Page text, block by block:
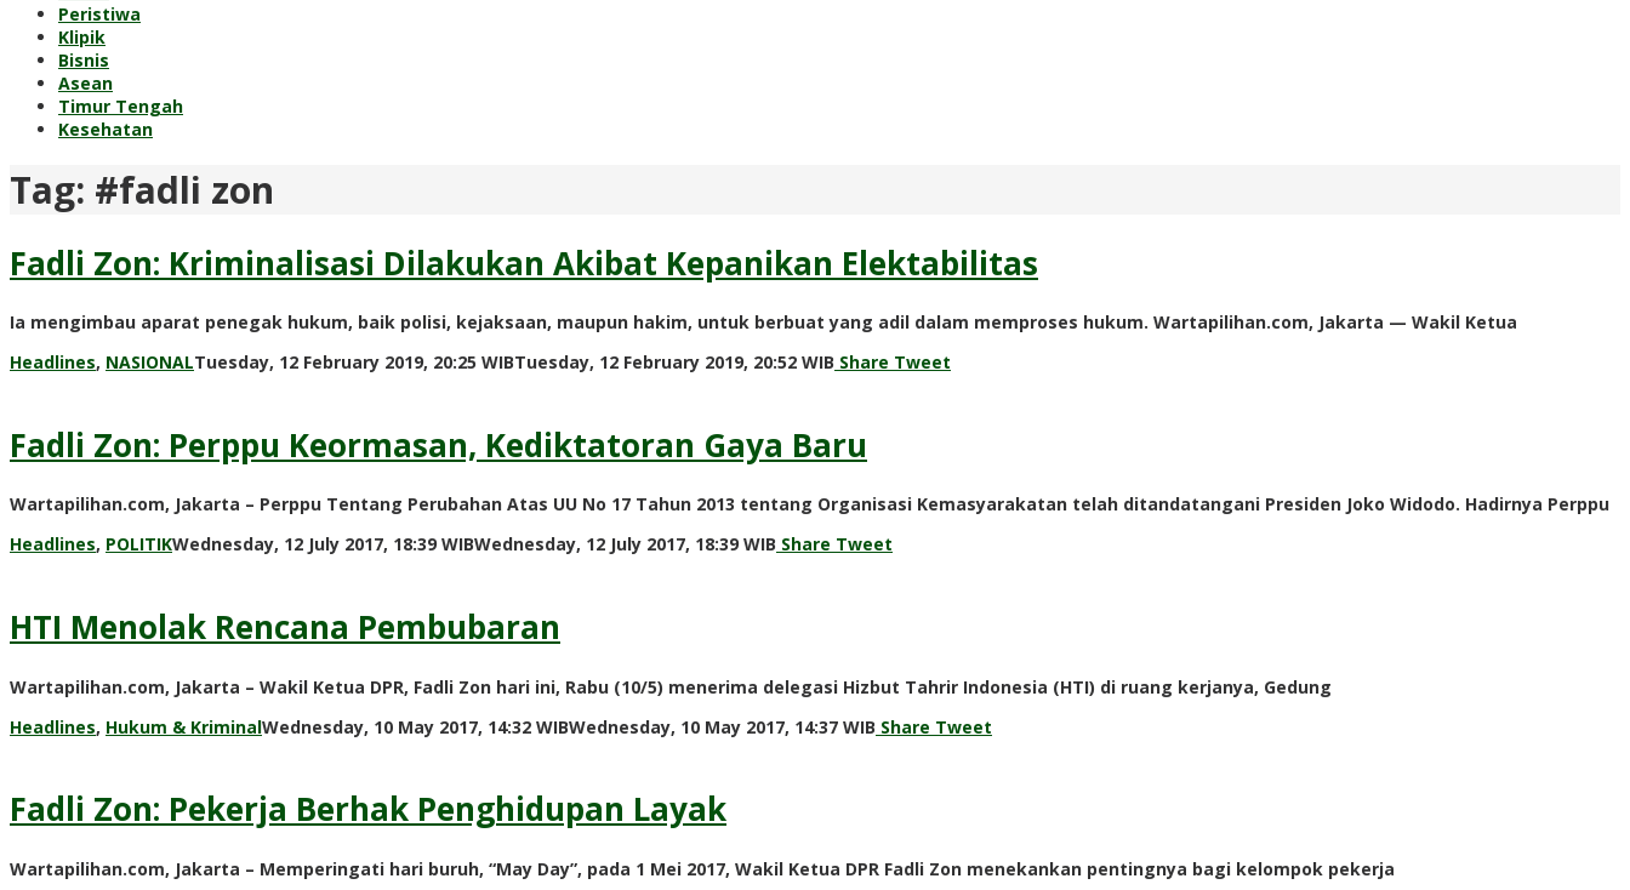
Peristiwa
Klipik
Bisnis
Asean
Timur Tengah
Kesehatan
Tag: #fadli zon
Fadli Zon: Kriminalisasi Dilakukan Akibat Kepanikan Elektabilitas
Ia mengimbau aparat penegak hukum, baik polisi, kejaksaan, maupun hakim, untuk berbuat yang adil dalam memproses hukum. Wartapilihan.com, Jakarta — Wakil Ketua
Headlines, NASIONALTuesday, 12 February 2019, 20:25 WIBTuesday, 12 February 2019, 20:52 WIB by
Share Tweet
Fadli Zon: Perppu Keormasan, Kediktatoran Gaya Baru
Wartapilihan.com, Jakarta – Perppu Tentang Perubahan Atas UU No 17 Tahun 2013 tentang Organisasi Kemasyarakatan telah ditandatangani Presiden Joko Widodo. Hadirnya Perppu
Headlines, POLITIKWednesday, 12 July 2017, 18:39 WIBWednesday, 12 July 2017, 18:39 WIB by
Share Tweet
HTI Menolak Rencana Pembubaran
Wartapilihan.com, Jakarta – Wakil Ketua DPR, Fadli Zon hari ini, Rabu (10/5) menerima delegasi Hizbut Tahrir Indonesia (HTI) di ruang kerjanya, Gedung
Headlines, Hukum & KriminalWednesday, 10 May 2017, 14:32 WIBWednesday, 10 May 2017, 14:37 WIB by
Share Tweet
Fadli Zon: Pekerja Berhak Penghidupan Layak
Wartapilihan.com, Jakarta – Memperingati hari buruh, “May Day”, pada 1 Mei 2017, Wakil Ketua DPR Fadli Zon menekankan pentingnya bagi kelompok pekerja